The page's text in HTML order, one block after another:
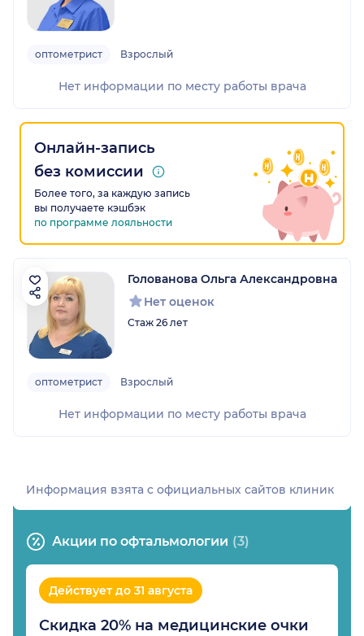
оптометрист Взрослый
Нет информации по месту работы врача
Онлайн-запись
без комиссии
Более того, за каждую запись
вы получаете кэшбэк
по программе лояльности
Голованова Ольга Александровна
Нет оценок
Стаж 26 лет
оптометрист Взрослый
Нет информации по месту работы врача
Акции по офтальмологии (3)
Действует до 31 августа
Скидка 20% на медицинские очки
Информация взята c официальных сайтов клиник